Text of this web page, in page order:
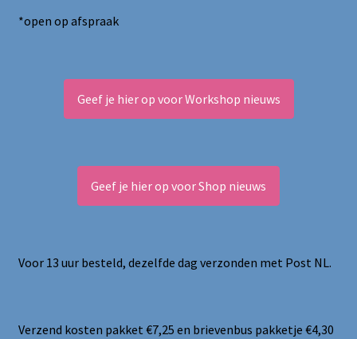
*open op afspraak
Geef je hier op voor Workshop nieuws
Geef je hier op voor Shop nieuws
Voor 13 uur besteld, dezelfde dag verzonden met Post NL.
Verzend kosten pakket €7,25 en brievenbus pakketje €4,30